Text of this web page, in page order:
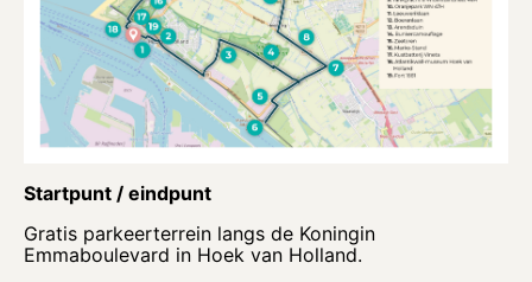
Startpunt / eindpunt
Gratis parkeerterrein langs de Koningin
Emmaboulevard in Hoek van Holland.